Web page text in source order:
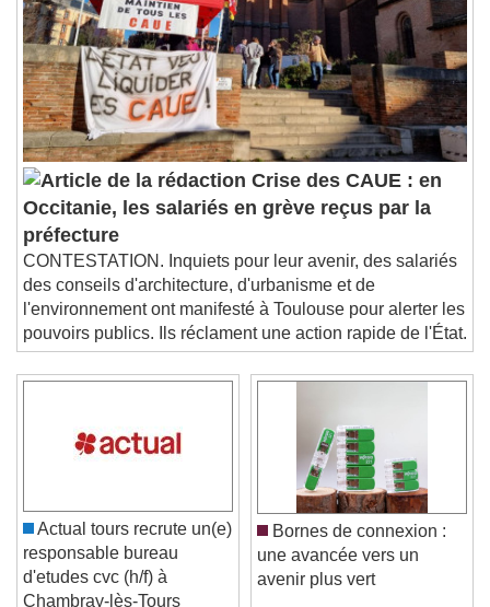
Crise des CAUE : en
Occitanie, les salariés en grève reçus par la
préfecture
CONTESTATION. Inquiets pour leur avenir, des salariés
des conseils d'architecture, d'urbanisme et de
l'environnement ont manifesté à Toulouse pour alerter les
pouvoirs publics. Ils réclament une action rapide de l'État.
Actual tours recrute un(e)
responsable bureau
d'etudes cvc (h/f) à
Bornes de connexion :
une avancée vers un